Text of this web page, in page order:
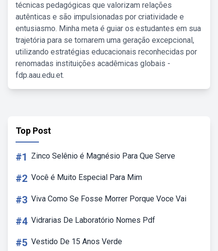
técnicas pedagógicas que valorizam relações
autênticas e são impulsionadas por criatividade e
entusiasmo. Minha meta é guiar os estudantes em sua
trajetória para se tornarem uma geração excepcional,
utilizando estratégias educacionais reconhecidas por
renomadas instituições acadêmicas globais -
fdp.aau.edu.et.
Top Post
#1 Zinco Selênio é Magnésio Para Que Serve
#2 Você é Muito Especial Para Mim
#3 Viva Como Se Fosse Morrer Porque Voce Vai
#4 Vidrarias De Laboratório Nomes Pdf
#5 Vestido De 15 Anos Verde